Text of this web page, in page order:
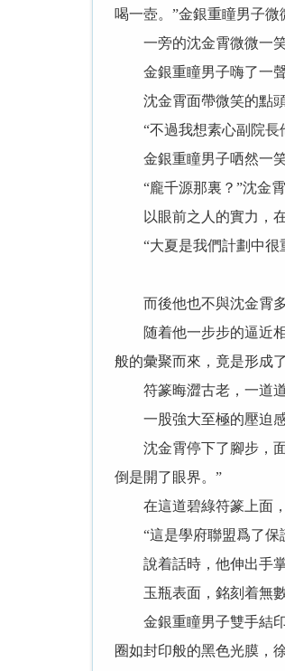
喝一壺。”金銀重瞳男子微
一旁的沈金霄微微一笑
金銀重瞳男子嗨了一聲
沈金霄面帶微笑的點頭
“不過我想素心副院長他
金銀重瞳男子哂然一笑
“龐千源那裏？”沈金霄
以眼前之人的實力，在
“大夏是我們計劃中很重
而後他也不與沈金霄多
随着他一步步的逼近相
般的彙聚而來，竟是形成
符篆晦澀古老，一道道
一股強大至極的壓迫感
沈金霄停下了腳步，面
倒是開了眼界。”
在這道碧綠符篆上面，
“這是學府聯盟爲了保護
說着話時，他伸出手掌
玉瓶表面，銘刻着無數
金銀重瞳男子雙手結印
圈如封印般的黑色光膜，